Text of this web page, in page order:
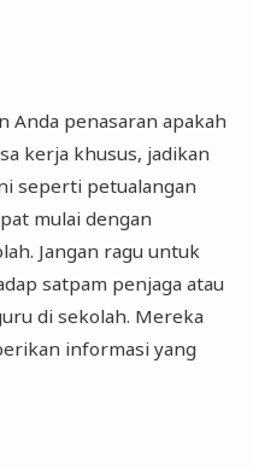
Anda penasaran apakah
kerja khusus, jadikan
seperti petualangan
mulai dengan
Jangan ragu untuk
satpam penjaga atau
di sekolah. Mereka
informasi yang